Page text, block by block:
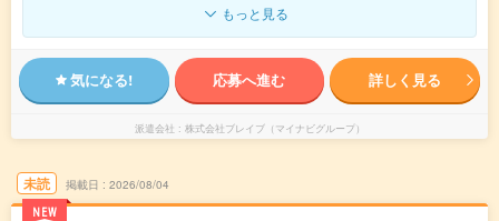
もっと見る
気になる! 応募へ進む 詳しく見る
派遣会社 株式会社ブレイブ（マイナビグループ）
未読
NEW
掲載日 2026/08/04